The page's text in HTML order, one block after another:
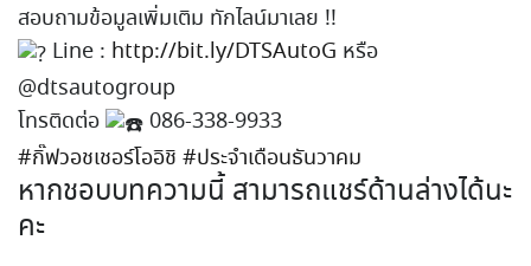
สอบถามข้อมูลเพิ่มเติม ทักไลน์มาเลย !!
Line : http://bit.ly/DTSAutoG หรือ
@dtsautogroup
โทรติดต่อ
086-338-9933
#กิ๊ฟวอชเชอร์โออิชิ #ประจำเดือนธันวาคม
หากชอบบทความนี้ สามารถแชร์ด้านล่างได้นะ
คะ